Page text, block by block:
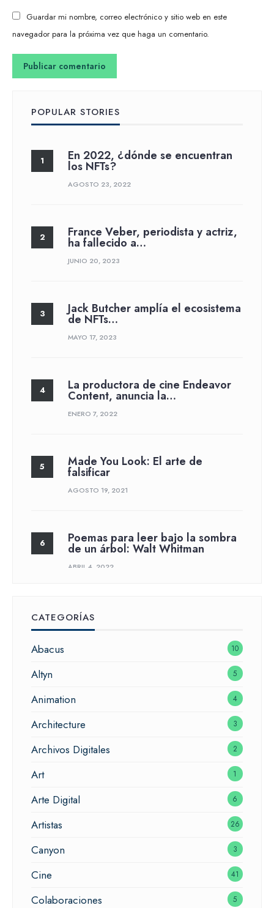
Guardar mi nombre, correo electrónico y sitio web en este
navegador para la próxima vez que haga un comentario.
POPULAR STORIES
En 2022, ¿dónde se encuentran
los NFTs?
AGOSTO 23, 2022
France Veber, periodista y actriz,
ha fallecido a…
JUNIO 20, 2023
Jack Butcher amplía el ecosistema
de NFTs…
MAYO 17, 2023
La productora de cine Endeavor
Content, anuncia la…
ENERO 7, 2022
Made You Look: El arte de
falsificar
AGOSTO 19, 2021
Poemas para leer bajo la sombra
de un árbol: Walt Whitman
ABRIL 4, 2022
CATEGORÍAS
Abacus 10
Altyn 5
Animation 4
Architecture 3
Archivos Digitales 2
Art 1
Arte Digital 6
Artistas 26
Canyon 3
Cine 41
Colaboraciones 5